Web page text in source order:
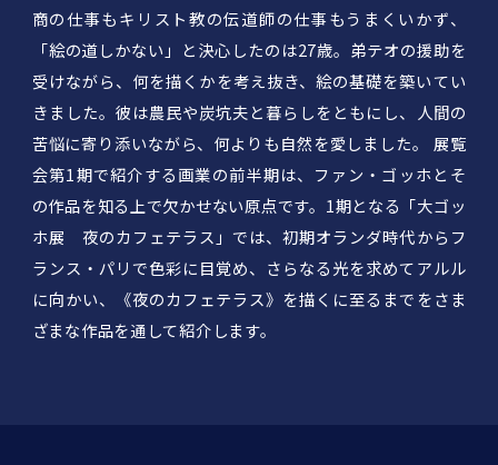
商の仕事もキリスト教の伝道師の仕事もうまくいかず、
「絵の道しかない」と決心したのは27歳。弟テオの援助を
受けながら、何を描くかを考え抜き、絵の基礎を築いてい
きました。彼は農民や炭坑夫と暮らしをともにし、人間の
苦悩に寄り添いながら、何よりも自然を愛しました。 展覧
会第1期で紹介する画業の前半期は、ファン・ゴッホとそ
の作品を知る上で欠かせない原点です。1期となる「大ゴッ
ホ展 夜のカフェテラス」では、初期オランダ時代からフ
ランス・パリで色彩に目覚め、さらなる光を求めてアルル
に向かい、《夜のカフェテラス》を描くに至るまでをさま
ざまな作品を通して紹介します。